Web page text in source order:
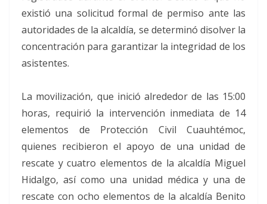
existió una solicitud formal de permiso ante las
autoridades de la alcaldía, se determinó disolver la
concentración para garantizar la integridad de los
asistentes.
La movilización, que inició alrededor de las 15:00
horas, requirió la intervención inmediata de 14
elementos de Protección Civil Cuauhtémoc,
quienes recibieron el apoyo de una unidad de
rescate y cuatro elementos de la alcaldía Miguel
Hidalgo, así como una unidad médica y una de
rescate con ocho elementos de la alcaldía Benito